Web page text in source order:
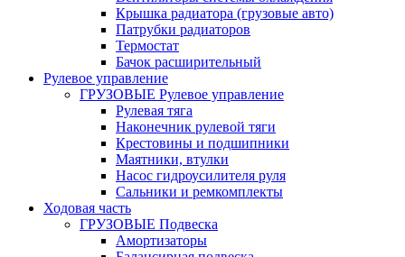
Крышка радиатора (грузовые авто)
Патрубки радиаторов
Термостат
Бачок расширительный
Рулевое управление
ГРУЗОВЫЕ Рулевое управление
Рулевая тяга
Наконечник рулевой тяги
Крестовины и подшипники
Маятники, втулки
Насос гидроусилителя руля
Сальники и ремкомплекты
Ходовая часть
ГРУЗОВЫЕ Подвеска
Амортизаторы